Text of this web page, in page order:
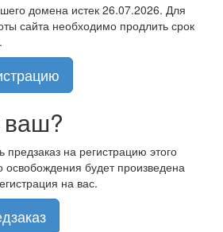
домена истек 26.07.2026. Для
сайта необходимо продлить срок
ваш?
на регистрацию этого
освобождения будет произведена
на вас.